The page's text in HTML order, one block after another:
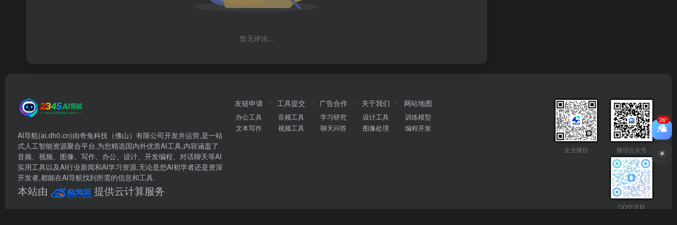
暂无评论...
AI导航(ai.dh0.cn)由奇兔科技（佛山）有限公司开发并运营,是一站
式人工智能资源聚合平台,为您精选国内外优质AI工具,内容涵盖了
音频、视频、图像、写作、办公、设计、开发编程、对话聊天等AI
实用工具以及AI行业新闻和AI学习资源,无论是您AI初学者还是资深
开发者,都能在AI导航找到所需的信息和工具.
本站由 提供云计算服务
友链申请
办公工具
文本写作
工具提交
音频工具
视频工具
广告合作
学习研究
聊天问答
关于我们
设计工具
图像处理
网站地图
训练模型
编程开发
企业微信 微信公众号
QQ交流群
26°